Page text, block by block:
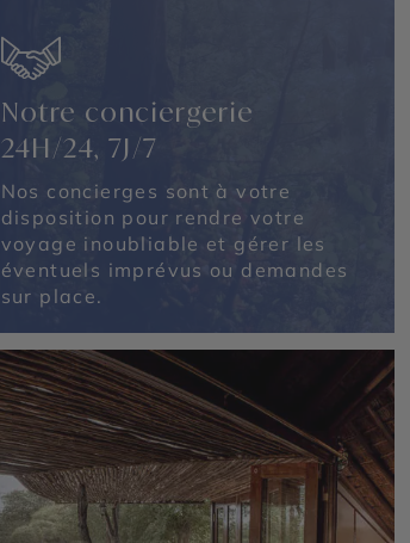
Notre conciergerie
24H/24, 7J/7
Nos concierges sont à votre
disposition pour rendre votre
voyage inoubliable et gérer les
éventuels imprévus ou demandes
sur place.